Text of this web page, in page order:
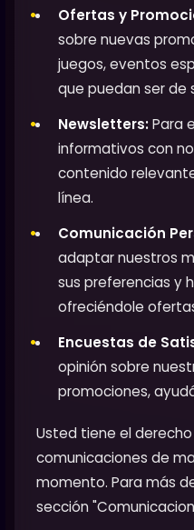
Ofertas y
sobre nuevas
juegos, eventos
que puedan ser de
Newsletters:Para
informativos con
contenido
línea.
Comunicación
adaptar nuestros
sus preferencias y
ofreciéndole
Encuestas de
opinión sobre
promociones,
Usted tiene el
comunicaciones de
momento. Para más
sección